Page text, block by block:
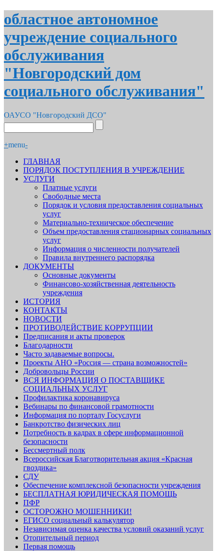
областное автономное
учреждение социального
обслуживания
"Новгородский дом
социального обслуживания"
ОАУСО "Новгородский ДСО"
+menu-
ГЛАВНАЯ
ПОРЯДОК ПОСТУПЛЕНИЯ В УЧРЕЖДЕНИЕ
УСЛУГИ
Платные услуги
Свободные места
Порядок и условия предоставления социальных
услуг
Материально-техническое обеспечение
Объем предоставления стационарных социальных
услуг
Информация о численности получателей
Правила внутреннего распорядка
ДОКУМЕНТЫ
Основные документы
Финансово-хозяйственная деятельность
учреждения
ИСТОРИЯ
КОНТАКТЫ
НОВОСТИ
ПРОТИВОДЕЙСТВИЕ КОРРУПЦИИ
Предписания и акты проверок
Благодарности
Часто задаваемые вопросы.
Проекты АНО «Россия — страна возможностей»
Добровольцы России
ВСЯ ИНФОРМАЦИЯ О ПОСТАВЩИКЕ
СОЦИАЛЬНЫХ УСЛУГ
Профилактика коронавируса
Вебинары по финансовой грамотности
Информация по порталу Госуслуги
Банкротство физических лиц
Потребность в кадрах в сфере информационной
безопасности
Бессмертный полк
Всероссийская Благотворительная акция «Красная
гвоздика»
СДУ
Обеспечение комплексной безопасности учреждения
БЕСПЛАТНАЯ ЮРИДИЧЕСКАЯ ПОМОЩЬ
ПФР
ОСТОРОЖНО МОШЕННИКИ!
ЕГИСО социальный калькулятор
Независимая оценка качества условий оказаний услуг
Отопительный период
Первая помощь